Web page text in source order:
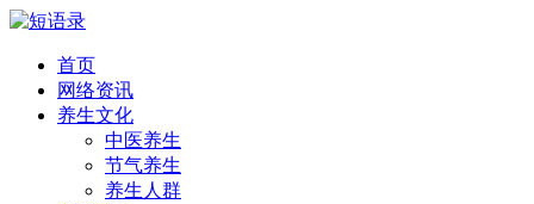
首页
网络资讯
养生文化
中医养生
节气养生
养生人群